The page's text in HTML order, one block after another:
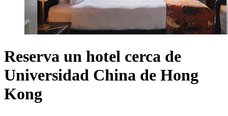
Reserva un hotel cerca de
Universidad China de Hong
Kong